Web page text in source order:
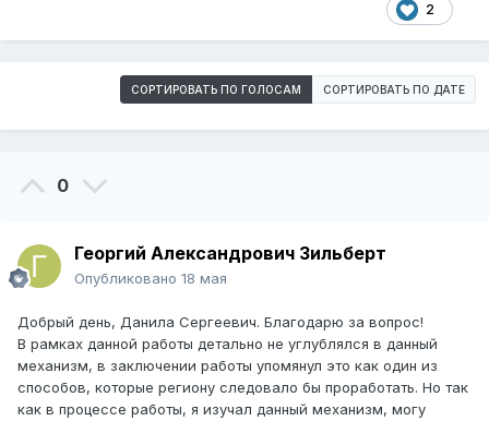
2
СОРТИРОВАТЬ ПО ГОЛОСАМ СОРТИРОВАТЬ ПО ДАТЕ
0
Георгий Александрович Зильберт
Опубликовано 18 мая
Добрый день, Данила Сергеевич. Благодарю за вопрос!
В рамках данной работы детально не углублялся в данный
механизм, в заключении работы упомянул это как один из
способов, которые региону следовало бы проработать. Но так
как в процессе работы, я изучал данный механизм, могу